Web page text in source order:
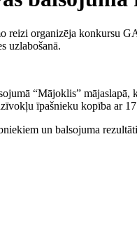
organizēja konkursu
uzlabošanā.
“Mājoklis”
īpašnieku kopība ar
un balsojuma